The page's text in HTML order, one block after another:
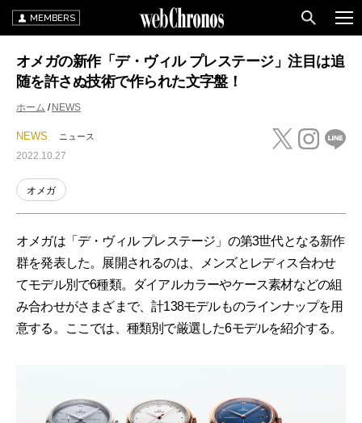
MEMBERS
オメガの新作「デ・ヴィル プレステージ」注目は追
随を許さぬ技術で作られた文字盤！
ホーム NEWS
NEWS ニュース
2022.10.27
オメガ
オメガは「デ・ヴィル プレステージ」の第3世代となる新作
群を発表した。展開されるのは、メンズとレディス合わせ
てモデル別で6種類。ダイアルカラーやケース素材などの組
み合わせがさまざまで、計138モデルものラインナップを用
意する。ここでは、種類別で厳選した6モデルを紹介する。